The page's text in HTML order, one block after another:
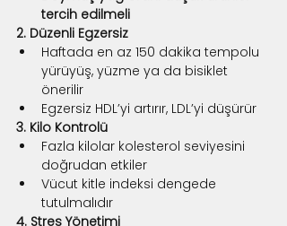
tercih edilmeli
2. Düzenli Egzersiz
Haftada en az 150 dakika tempolu
yürüyüş, yüzme ya da bisiklet
önerilir
Egzersiz HDL’yi artırır, LDL’yi düşürür
3. Kilo Kontrolü
Fazla kilolar kolesterol seviyesini
doğrudan etkiler
Vücut kitle indeksi dengede
tutulmalıdır
4. Stres Yönetimi